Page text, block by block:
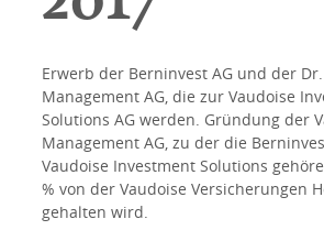
Erwerb der Berninvest AG und der
Management AG, die zur Vaudoise
Solutions AG werden. Gründung der
Management AG, zu der die
Vaudoise Investment Solutions
% von der Vaudoise Versicherungen
gehalten wird.